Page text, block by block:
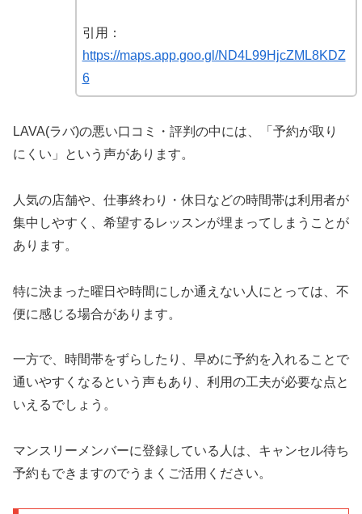
引用：
https://maps.app.goo.gl/ND4L99HjcZML8KDZ
6
LAVA(ラバ)の悪い口コミ・評判の中には、「予約が取り
にくい」という声があります。
人気の店舗や、仕事終わり・休日などの時間帯は利用者が
集中しやすく、希望するレッスンが埋まってしまうことが
あります。
特に決まった曜日や時間にしか通えない人にとっては、不
便に感じる場合があります。
一方で、時間帯をずらしたり、早めに予約を入れることで
通いやすくなるという声もあり、利用の工夫が必要な点と
いえるでしょう。
マンスリーメンバーに登録している人は、キャンセル待ち
予約もできますのでうまくご活用ください。